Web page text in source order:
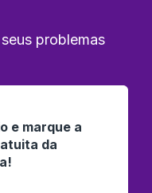
problemas
e marque a
da